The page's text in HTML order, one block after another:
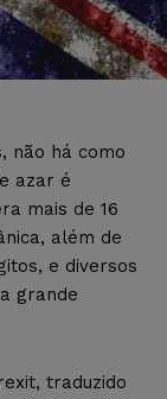
não há como
azar é
mais de 16
além de
e diversos
grande
traduzido